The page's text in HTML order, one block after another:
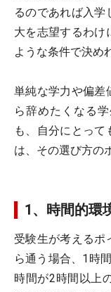
るのであれば入学
大を志望するわけ
ような条件で決
単純な学力や偏差
ら辞めたくなる
も、自分にとって
は、その選び方の
1、時間的環
受験生が考えるポ
ら通う場合、1時
時間が2時間以上